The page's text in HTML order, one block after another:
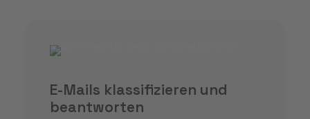
E-Mails klassifizieren und
beantworten